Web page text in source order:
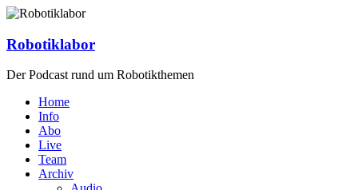
Zum
springen
Robotiklabor
Der Podcast rund um Robotikthemen
Home
Info
Abo
Live
Team
Archiv